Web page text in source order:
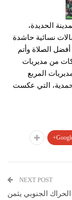
الحديدة،
نسائية حاشدة
الصلاة وأتم
من مديريات
المربع
التي عكست
NEXT POST
الجنوبي يثمن